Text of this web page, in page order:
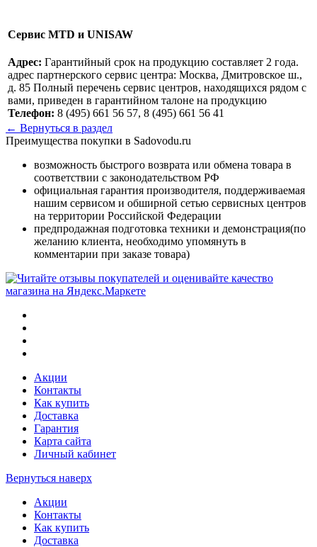
Сервис MTD и UNISAW
Адрес: Гарантийный срок на продукцию составляет 2 года.
адрес партнерского сервис центра: Москва, Дмитровское ш.,
д. 85 Полный перечень сервис центров, находящихся рядом с
вами, приведен в гарантийном талоне на продукцию
Телефон: 8 (495) 661 56 57, 8 (495) 661 56 41
← Вернуться в раздел
Преимущества покупки в Sadovodu.ru
возможность быстрого возврата или обмена товара в
соответствии с законодательством РФ
официальная гарантия производителя, поддерживаемая
нашим сервисом и обширной сетью сервисных центров
на территории Российской Федерации
предпродажная подготовка техники и демонстрация(по
желанию клиента, необходимо упомянуть в
комментарии при заказе товара)
Акции
Контакты
Как купить
Доставка
Гарантия
Карта сайта
Личный кабинет
Вернуться наверх
Акции
Контакты
Как купить
Доставка